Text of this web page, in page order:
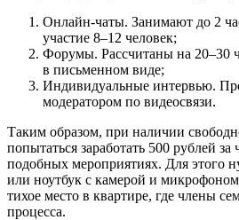
Онлайн-чаты. Занимают до 2
участие 8–12 человек;
Форумы. Рассчитаны на 20–30
в письменном виде;
Индивидуальные интервью.
модератором по видеосвязи.
Таким образом, при наличии
попытаться заработать 500 рублей за
подобных мероприятиях. Для этого
или ноутбук с камерой и
тихое место в квартире, где члены
процесса.